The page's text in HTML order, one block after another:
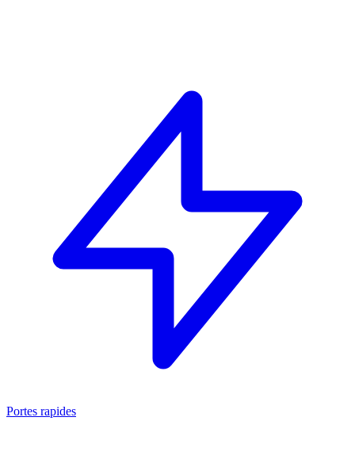
Portes rapides